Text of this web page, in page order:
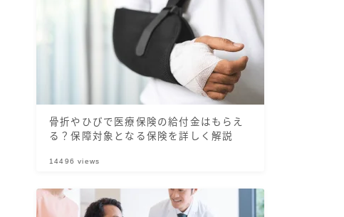
骨折やひびで医療保険の給付金はもらえ
る？保障対象となる保険を詳しく解説
14496 views